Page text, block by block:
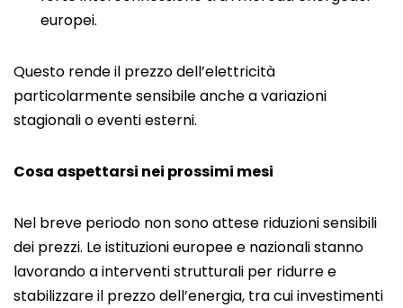
europei.
Questo rende il prezzo dell’elettricità
particolarmente sensibile anche a variazioni
stagionali o eventi esterni.
Cosa aspettarsi nei prossimi mesi
Nel breve periodo non sono attese riduzioni sensibili
dei prezzi. Le istituzioni europee e nazionali stanno
lavorando a interventi strutturali per ridurre e
stabilizzare il prezzo dell’energia, tra cuiinvestimenti